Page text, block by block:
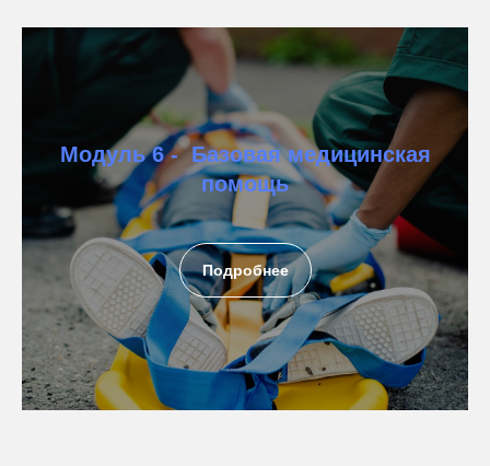
Модуль 6 - Базовая медицинская
помощь
Подробнее